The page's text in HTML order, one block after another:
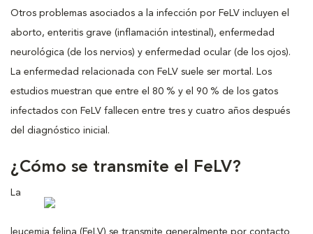
Otros problemas asociados a la infección por FeLV incluyen el
aborto, enteritis grave (inflamación intestinal), enfermedad
neurológica (de los nervios) y enfermedad ocular (de los ojos).
La enfermedad relacionada con FeLV suele ser mortal. Los
estudios muestran que entre el 80 % y el 90 % de los gatos
infectados con FeLV fallecen entre tres y cuatro años después
del diagnóstico inicial.
¿Cómo se transmite el FeLV?
La
leucemia felina (FeLV) se transmite generalmente por contacto